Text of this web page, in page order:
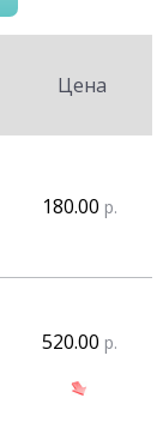
Цена
180.00 р.
520.00 р.